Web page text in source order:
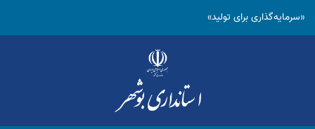
«سرمایه‌گذاری برای تولید»